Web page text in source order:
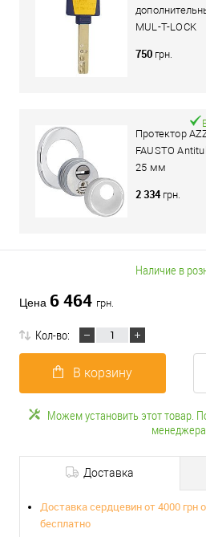
MUL-T-LOCK
MTL600/
750 грн.
Протектор
FAUSTO
25 мм
овальный
хром
2 334 грн.
Наличие в
Цена 6 464 грн.
Кол-во:
В корзину
Можем установить этот товар.
Доставка
Доставка сердцевин от 4000 грн
бесплатно